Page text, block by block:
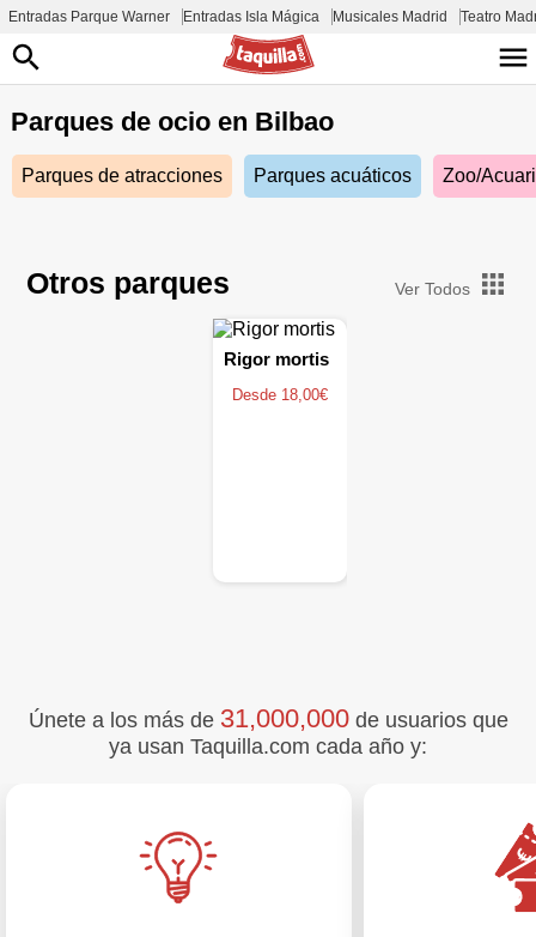
Entradas Parque Warner Entradas Isla Mágica Musicales Madrid Teatro
Parques de ocio en Bilbao
Parques de atracciones Parques acuáticos Zoo/
Otros parques Ver Todos
Rigor mortis
Desde 18,00€
Únete a los más de 31,000,000de usuarios que
ya usan Taquilla.com cada año y: